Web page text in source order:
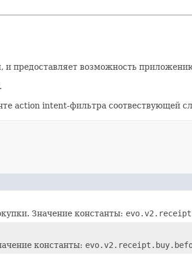
предоставляет возможность
action intent-фильтра соотвествующей
Значение константы:
константы: